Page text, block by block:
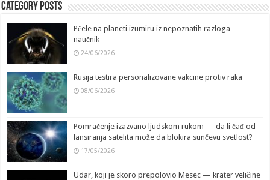
Category Posts
Pčele na planeti izumiru iz nepoznatih razloga —
naučnik
24/06/2026
Rusija testira personalizovane vakcine protiv raka
08/06/2026
Pomračenje izazvano ljudskom rukom — da li čađ od
lansiranja satelita može da blokira sunčevu svetlost?
17/05/2026
Udar, koji je skoro prepolovio Mesec — krater veličine